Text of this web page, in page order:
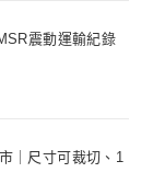
震動運輸紀錄
｜尺寸可裁切、1